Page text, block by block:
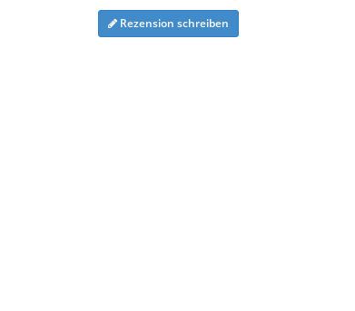
Rezension schreiben